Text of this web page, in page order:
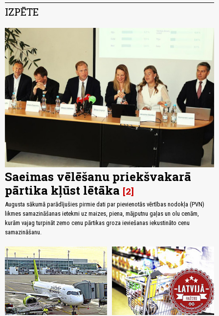
IZPĒTE
Saeimas vēlēšanu priekšvakarā
pārtika kļūst lētāka 2
Augusta sākumā parādījušies pirmie dati par pievienotās vērtības nodokļa (PVN)
likmes samazināšanas ietekmi uz maizes, piena, mājputnu gaļas un olu cenām,
kurām vajag turpināt zemo cenu pārtikas groza ieviešanas iekustināto cenu
samazināšanu.